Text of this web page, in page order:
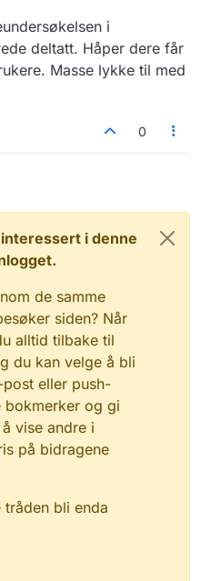
i
deltatt. Håper dere får
Masse lykke til med
0
i denne
de samme
siden? Når
alltid tilbake til
du kan velge å bli
eller push-
bokmerker og gi
vise andre i
på bidragene
bli enda